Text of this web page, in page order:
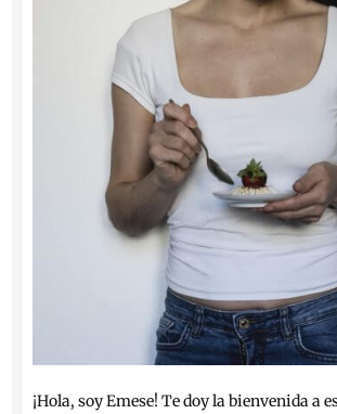
¡Hola, soy Emese! Te doy la bienvenida a